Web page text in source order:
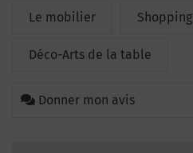
Le mobilier Shopping
Déco-Arts de la table
Donner mon avis